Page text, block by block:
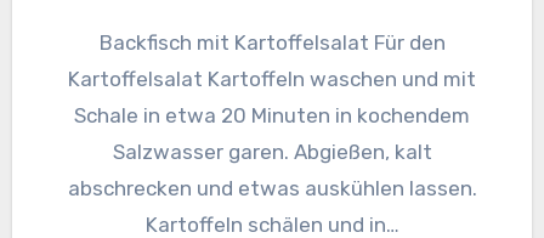
Backfisch mit Kartoffelsalat Für den
Kartoffelsalat Kartoffeln waschen und mit
Schale in etwa 20 Minuten in kochendem
Salzwasser garen. Abgießen, kalt
abschrecken und etwas auskühlen lassen.
Kartoffeln schälen und in…